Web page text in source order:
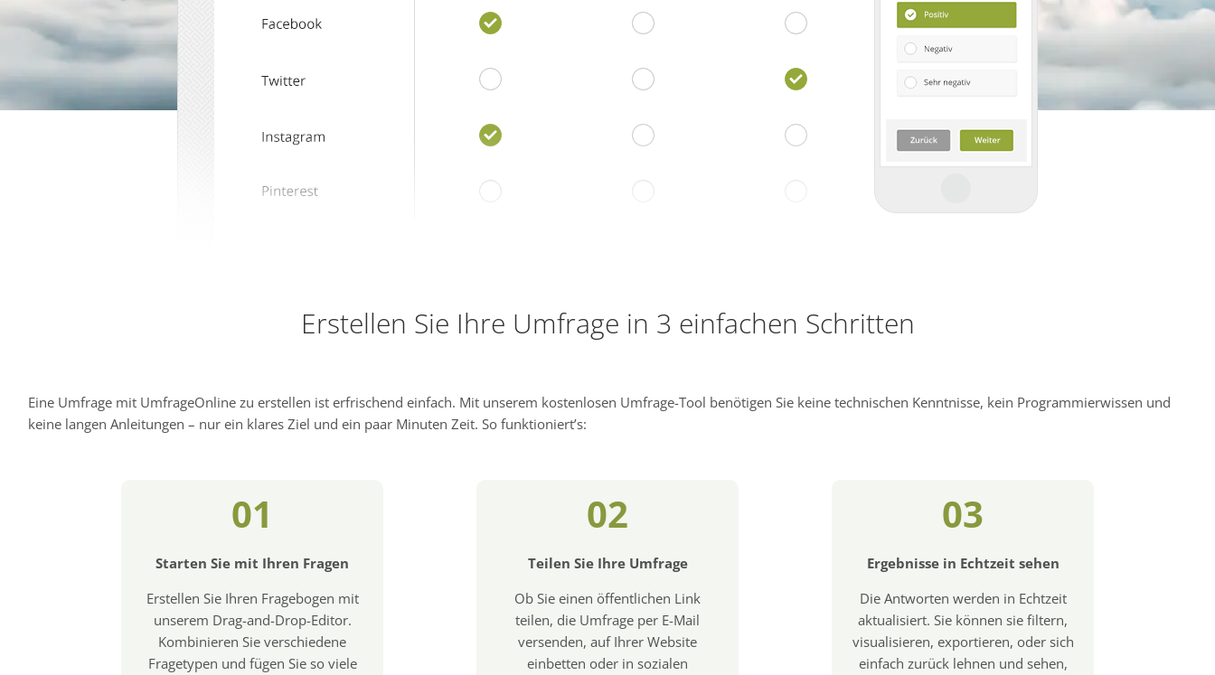
Erstellen Sie Ihre Umfrage in 3 einfachen Schritten
Eine Umfrage mit UmfrageOnline zu erstellen ist erfrischend einfach. Mit unserem kostenlosen Umfrage-Tool benötigen Sie keine technischen Kenntnisse, kein Programmierwissen und
keine langen Anleitungen – nur ein klares Ziel und ein paar Minuten Zeit. So funktioniert’s:
01
Starten Sie mit Ihren Fragen
Erstellen Sie Ihren Fragebogen mit
unserem Drag-and-Drop-Editor.
Kombinieren Sie verschiedene
Fragetypen und fügen Sie so viele
02
Teilen Sie Ihre Umfrage
Ob Sie einen öffentlichen Link
teilen, die Umfrage per E-Mail
versenden, auf Ihrer Website
einbetten oder in sozialen
03
Ergebnisse in Echtzeit sehen
Die Antworten werden in Echtzeit
aktualisiert. Sie können sie filtern,
visualisieren, exportieren, oder sich
einfach zurück lehnen und sehen,